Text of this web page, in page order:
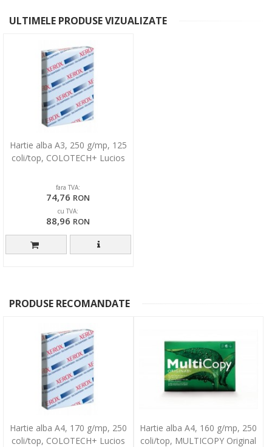
ULTIMELE PRODUSE VIZUALIZATE
Hartie alba A3, 250 g/mp, 125
coli/top, COLOTECH+ Lucios
fara TVA:
74,76 RON
cu TVA:
88,96 RON
PRODUSE RECOMANDATE
Hartie alba A4, 170 g/mp, 250
coli/top, COLOTECH+ Lucios
Hartie alba A4, 160 g/mp, 250
coli/top, MULTICOPY Original